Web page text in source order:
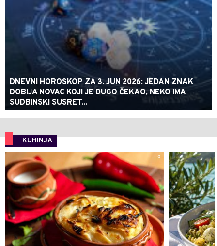
DNEVNI HOROSKOP ZA 3. JUN 2026: JEDAN ZNAK
DOBIJA NOVAC KOJI JE DUGO ČEKAO, NEKO IMA
SUDBINSKI SUSRET...
KUHINJA
0